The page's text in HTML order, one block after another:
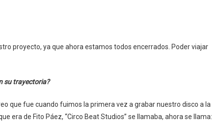
proyecto, ya que ahora estamos todos encerrados. Poder viajar
su trayectoria?
que fue cuando fuimos la primera vez a grabar nuestro disco a la
era de Fito Páez, “Circo Beat Studios” se llamaba, ahora se llama: